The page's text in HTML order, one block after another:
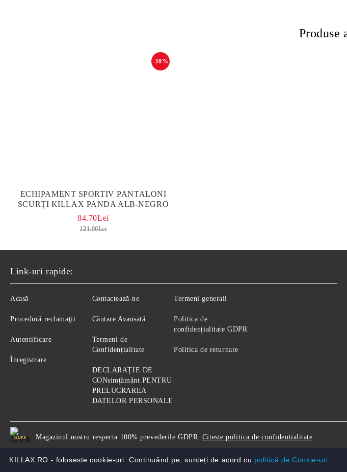
Produse
ЕCHIPAMENT SPORTIV PANTALONI
SCURȚI KILLAX PANDA ALB-NEGRO
-30%
84.70Lei
121.00Lei
Link-uri rapide:
Acasă
Procedură reclamaţii
Autentificare
Înregistrare
Contactează-ne
Căutare Avansată
Termeni de
Confidențialitate
DECLARAȚIE DE
CONsimțământ PENTRU
PRELUCRAREA
DATELOR PERSONALE
Termeni generali
Politica de
confidențialitate GDPR
Politica de returnare
GDPR Magazinul nostru respecta 100% prevederile GDPR. Citeste politica de confidentialitate
Solutie comert
KILLAX.RO - foloseste cookie-uri. Continuând pe, sunteți de acord cu politică de Cookie-uri.